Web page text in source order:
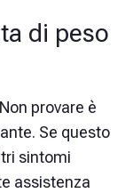
di peso
Non provare è
Se questo
sintomi
assistenza